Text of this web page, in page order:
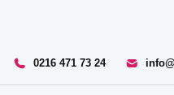
0216 471 73 24